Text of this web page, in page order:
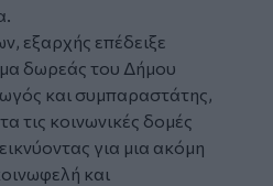
εξαρχής επέδειξε
δωρεάς του Δήμου
και συμπαραστάτης,
τις κοινωνικές δομές
για μια ακόμη
και